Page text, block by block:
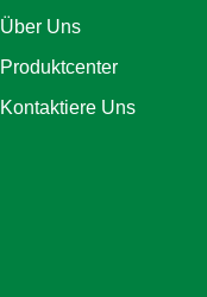
Über Uns
Produktcenter
Kontaktiere Uns